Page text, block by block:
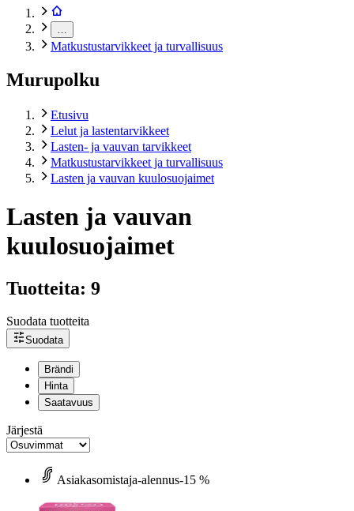
Matkustustarvikkeet ja turvallisuus
Murupolku
Etusivu
Lelut ja lastentarvikkeet
Lasten- ja vauvan tarvikkeet
Matkustustarvikkeet ja turvallisuus
Lasten ja vauvan kuulosuojaimet
Lasten ja vauvan
kuulosuojaimet
Tuotteita: 9
Suodata tuotteita
Suodata
Brändi
Hinta
Saatavuus
Järjestä
Asiakasomistaja-alennus-15 %